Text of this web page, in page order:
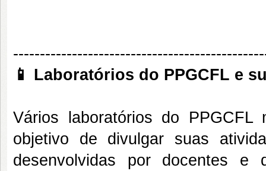
📱 Laboratórios do PPGCFL e
Vários laboratórios do
objetivo de divulgar suas
desenvolvidas por docentes e